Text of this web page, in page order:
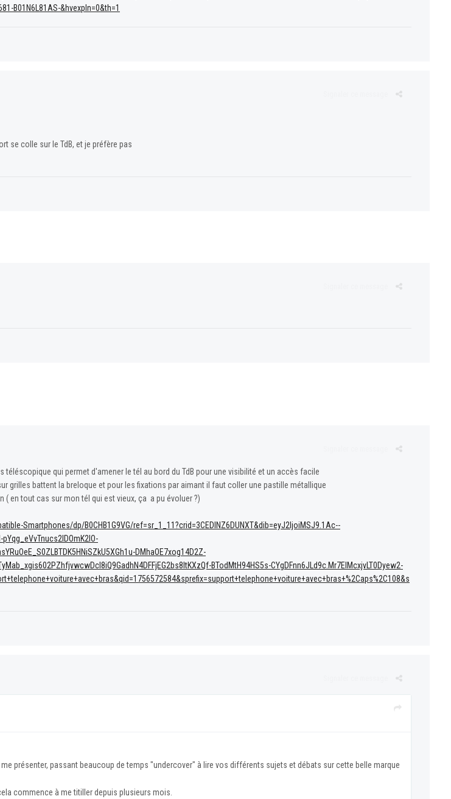
B01N6L81AS-&hvexpln=0&th=1
se colle sur le TdB, et je préfère pas
téléscopique qui permet d'amener le tél au bord du TdB pour une visibilité et un accès facile
grilles battent la breloque et pour les fixations par aimant il faut coller une pastille métallique
en tout cas sur mon tél qui est vieux, ça a pu évoluer ?)
Smartphones/dp/B0CHB1G9VG/ref=sr_1_11?crid=3CEDINZ6DUNXT&dib=eyJ2IjoiMSJ9.1Ac--
DMhaOE7xog14D2Z-
BTodMtH94HS5s-CYgDFnn6JLd9c.Mr7ElMcxjvLT0Dyew2-
présenter, passant beaucoup de temps "undercover" à lire vos différents sujets et débats sur cette belle marque
commence à me titiller depuis plusieurs mois.